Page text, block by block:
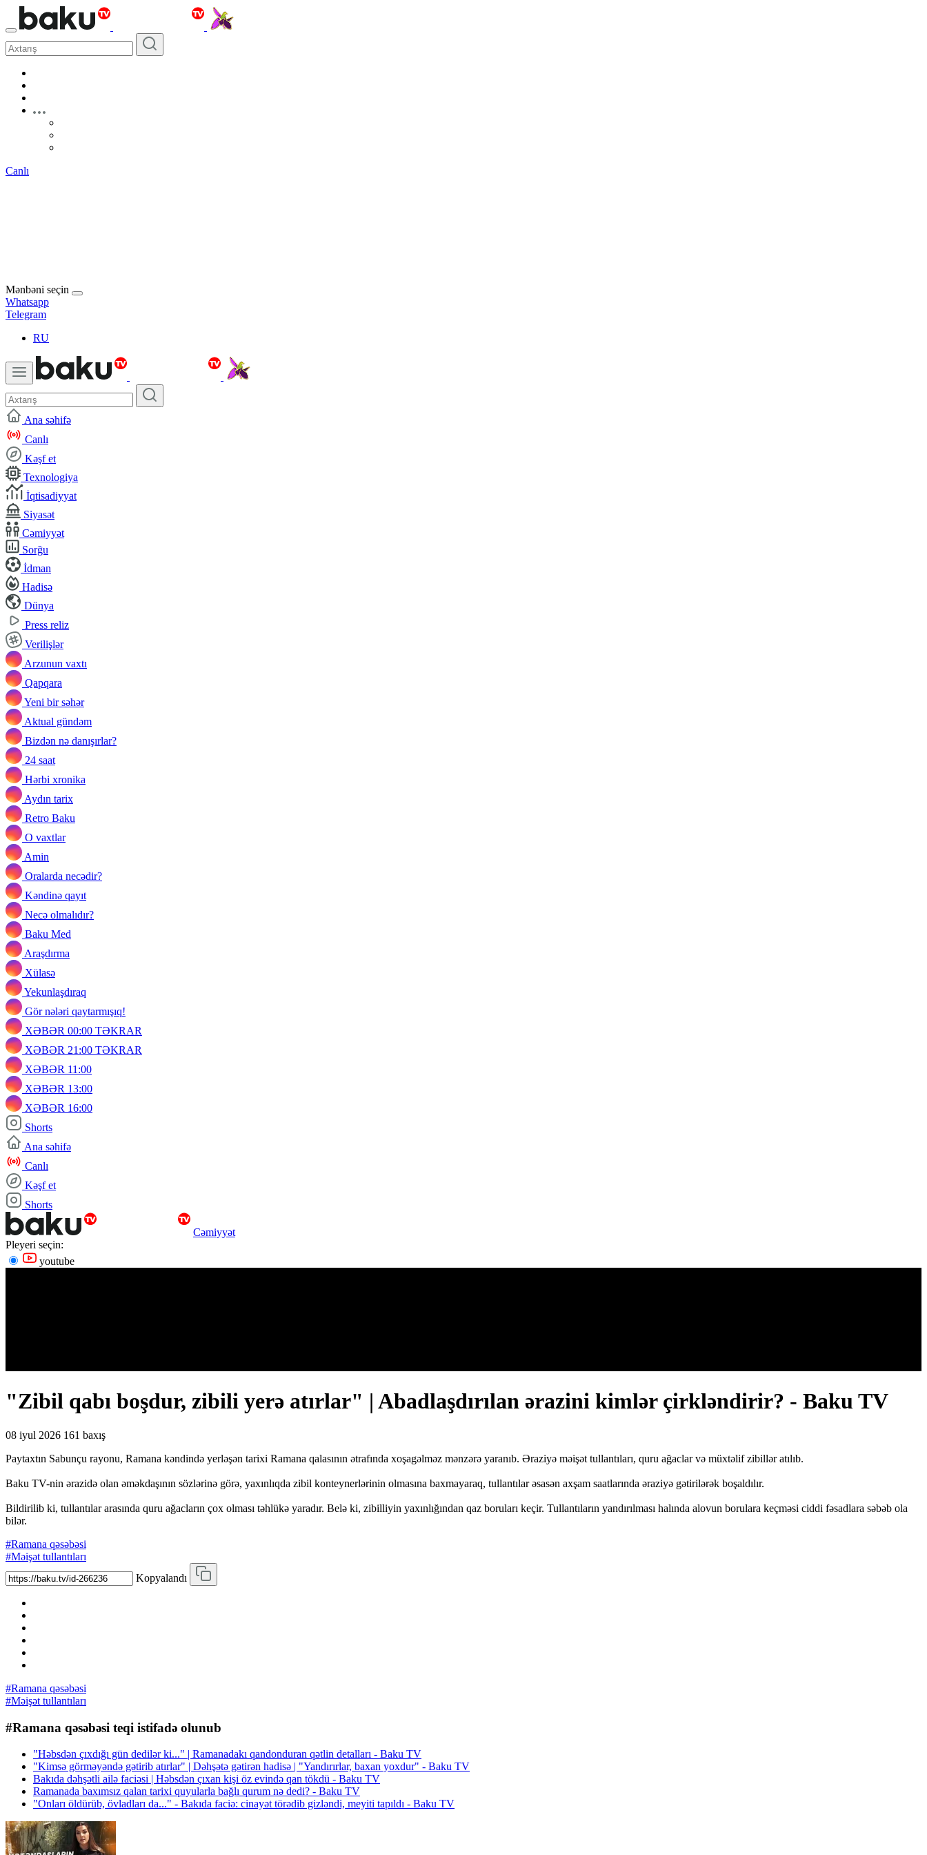
Canlı
Mənbəni seçin
Whatsapp
Telegram
RU
Ana səhifə
Canlı
Kəşf et
Texnologiya
İqtisadiyyat
Siyasət
Cəmiyyət
Sorğu
İdman
Hadisə
Dünya
Press reliz
Verilişlər
Arzunun vaxtı
Qapqara
Yeni bir səhər
Aktual gündəm
Bizdən nə danışırlar?
24 saat
Hərbi xronika
Aydın tarix
Retro Baku
O vaxtlar
Amin
Oralarda necədir?
Kəndinə qayıt
Necə olmalıdır?
Baku Med
Araşdırma
Xülasə
Yekunlaşdıraq
Gör nələri qaytarmışıq!
XƏBƏR 00:00 TƏKRAR
XƏBƏR 21:00 TƏKRAR
XƏBƏR 11:00
XƏBƏR 13:00
XƏBƏR 16:00
Shorts
Ana səhifə
Canlı
Kəşf et
Shorts
Cəmiyyət
Pleyeri seçin:
youtube
"Zibil qabı boşdur, zibili yerə atırlar" | Abadlaşdırılan ərazini kimlər çirkləndirir? - Baku TV
08 iyul 2026 161 baxış
Paytaxtın Sabunçu rayonu, Ramana kəndində yerləşən tarixi Ramana qalasının ətrafında xoşagəlməz mənzərə yaranıb. Əraziyə məişət tullantıları, quru ağaclar və müxtəlif zibillər atılıb.
Baku TV-nin ərazidə olan əməkdaşının sözlərinə görə, yaxınlıqda zibil konteynerlərinin olmasına baxmayaraq, tullantılar əsasən axşam saatlarında əraziyə gətirilərək boşaldılır.
Bildirilib ki, tullantılar arasında quru ağacların çox olması təhlükə yaradır. Belə ki, zibilliyin yaxınlığından qaz boruları keçir. Tullantıların yandırılması halında alovun borulara keçməsi ciddi fəsadlara səbəb ola
bilər.
#Ramana qəsəbəsi
#Məişət tullantıları
Kopyalandı
#Ramana qəsəbəsi
#Məişət tullantıları
#Ramana qəsəbəsi teqi istifadə olunub
"Həbsdən çıxdığı gün dedilər ki..." | Ramanadakı qandonduran qətlin detalları - Baku TV
"Kimsə görməyəndə gətirib atırlar" | Dəhşətə gətirən hadisə | "Yandırırlar, baxan yoxdur" - Baku TV
Bakıda dəhşətli ailə faciəsi | Həbsdən çıxan kişi öz evində qan tökdü - Baku TV
Ramanada baxımsız qalan tarixi quyularla bağlı qurum nə dedi? - Baku TV
"Onları öldürüb, övladları da..." - Bakıda faciə: cinayət törədib gizləndi, meyiti tapıldı - Baku TV